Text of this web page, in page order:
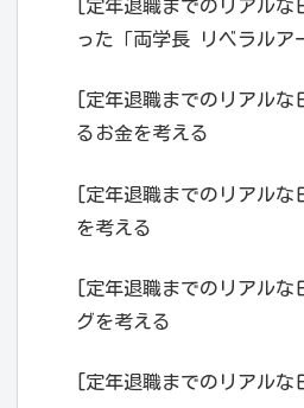
[定年退職までのリアル
った「両学長 リベラルア
[定年退職までのリアル
るお金を考える
[定年退職までのリアル
を考える
[定年退職までのリアル
グを考える
[定年退職までのリアル